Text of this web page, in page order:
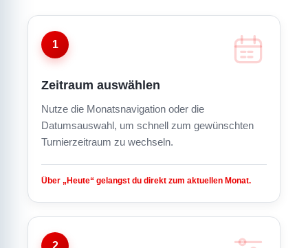
1
Zeitraum auswählen
Nutze die Monatsnavigation oder die
Datumsauswahl, um schnell zum gewünschten
Turnierzeitraum zu wechseln.
Über „Heute“ gelangst du direkt zum aktuellen Monat.
2